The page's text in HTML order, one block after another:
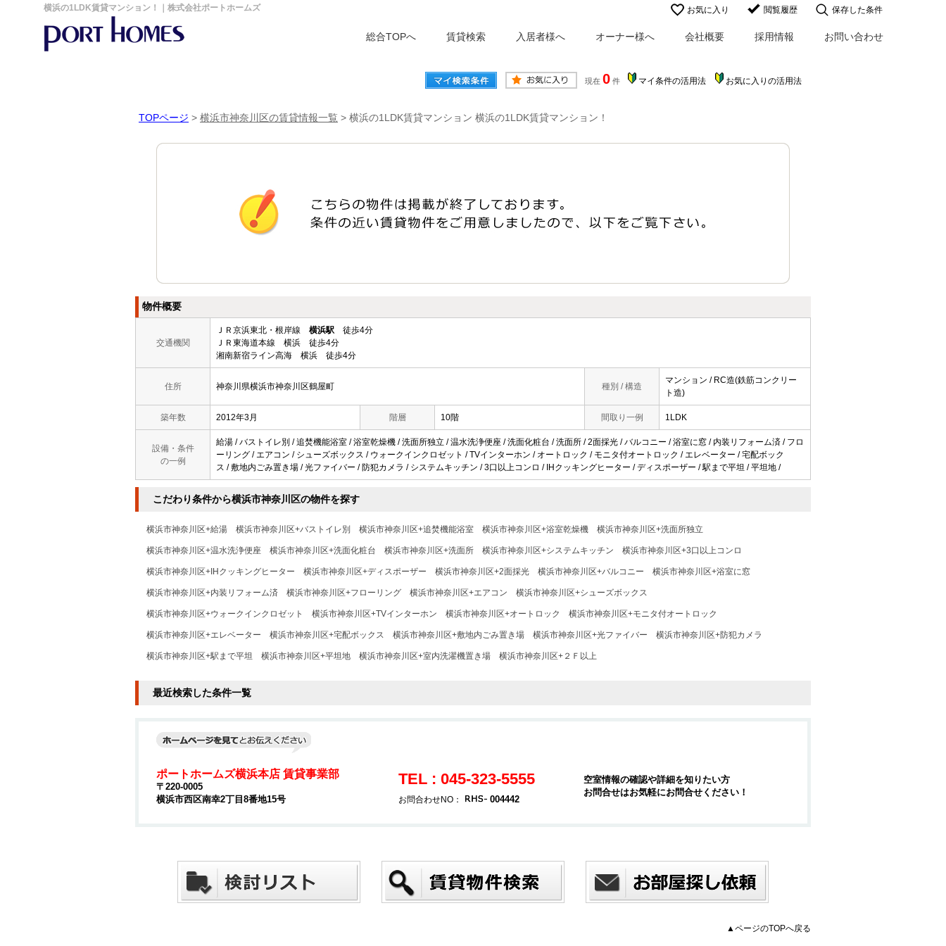
横浜の1LDK賃貸マンション！｜株式会社ポートホームズ お気に入り 閲覧履歴 保存した条件
総合TOPへ 賃貸検索 入居者様へ オーナー様へ 会社概要 採用情報 お問い合わせ
現在 0 件 マイ条件の活用法 お気に入りの活用法
TOPページ > 横浜市神奈川区の賃貸情報一覧 > 横浜の1LDK賃貸マンション 横浜の1LDK賃貸マンション！
物件概要
交通機関
ＪＲ京浜東北・根岸線 横浜駅 徒歩4分
ＪＲ東海道本線 横浜 徒歩4分
湘南新宿ライン高海 横浜 徒歩4分
住所 神奈川県横浜市神奈川区鶴屋町 種別 / 構造
マンション / RC造(鉄筋コンクリー
ト造)
築年数 2012年3月 階層 10階 間取り一例 1LDK
設備・条件
の一例
給湯 / バストイレ別 / 追焚機能浴室 / 浴室乾燥機 / 洗面所独立 / 温水洗浄便座 / 洗面化粧台 / 洗面所 / 2面採光 / バルコニー / 浴室に窓 / 内装リフォーム済 / フロ
ーリング / エアコン / シューズボックス / ウォークインクロゼット / TVインターホン / オートロック / モニタ付オートロック / エレベーター / 宅配ボック
ス / 敷地内ごみ置き場 / 光ファイバー / 防犯カメラ / システムキッチン / 3口以上コンロ / IHクッキングヒーター / ディスポーザー / 駅まで平坦 / 平坦地 /
こだわり条件から横浜市神奈川区の物件を探す
横浜市神奈川区+給湯 横浜市神奈川区+バストイレ別 横浜市神奈川区+追焚機能浴室 横浜市神奈川区+浴室乾燥機 横浜市神奈川区+洗面所独立
横浜市神奈川区+温水洗浄便座 横浜市神奈川区+洗面化粧台 横浜市神奈川区+洗面所 横浜市神奈川区+システムキッチン 横浜市神奈川区+3口以上コンロ
横浜市神奈川区+IHクッキングヒーター 横浜市神奈川区+ディスポーザー 横浜市神奈川区+2面採光 横浜市神奈川区+バルコニー 横浜市神奈川区+浴室に窓
横浜市神奈川区+内装リフォーム済 横浜市神奈川区+フローリング 横浜市神奈川区+エアコン 横浜市神奈川区+シューズボックス
横浜市神奈川区+ウォークインクロゼット 横浜市神奈川区+TVインターホン 横浜市神奈川区+オートロック 横浜市神奈川区+モニタ付オートロック
横浜市神奈川区+エレベーター 横浜市神奈川区+宅配ボックス 横浜市神奈川区+敷地内ごみ置き場 横浜市神奈川区+光ファイバー 横浜市神奈川区+防犯カメラ
横浜市神奈川区+駅まで平坦 横浜市神奈川区+平坦地 横浜市神奈川区+室内洗濯機置き場 横浜市神奈川区+２Ｆ以上
最近検索した条件一覧
ポートホームズ横浜本店 賃貸事業部
〒220-0005
横浜市西区南幸2丁目8番地15号
TEL : 045-323-5555
お問合わせNO： 004442
空室情報の確認や詳細を知りたい方
お問合せはお気軽にお問合せください！
▲ページのTOPへ戻る